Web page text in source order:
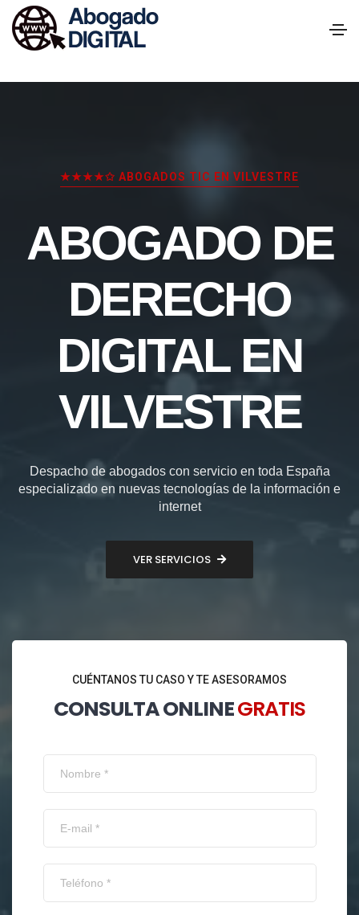
★★★★✩ ABOGADOS TIC EN VILVESTRE
ABOGADO DE
DERECHO
DIGITAL EN
VILVESTRE
Despacho de abogados con servicio en toda España
especializado en nuevas tecnologías de la información e
internet
VER SERVICIOS
CUÉNTANOS TU CASO Y TE ASESORAMOS
CONSULTA ONLINEGRATIS